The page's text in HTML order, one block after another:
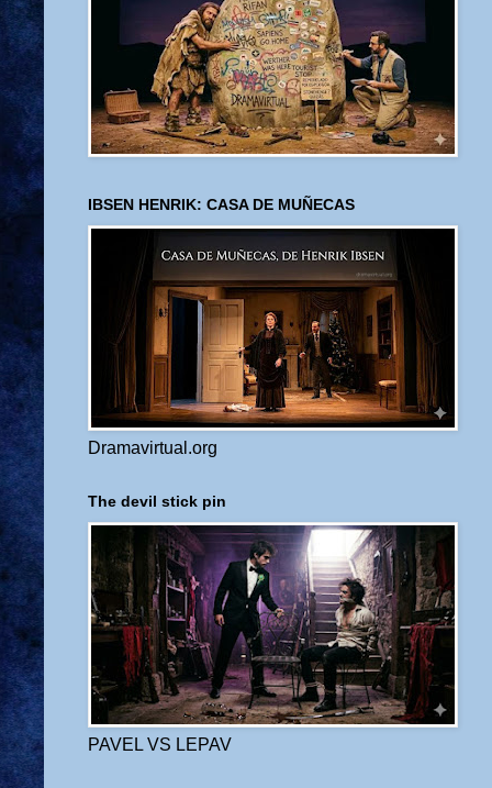
IBSEN HENRIK: CASA DE MUÑECAS
Dramavirtual.org
The devil stick pin
PAVEL VS LEPAV